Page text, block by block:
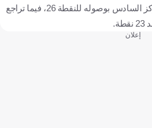
بهذا الانتصار، ارتقى ليفربول للمركز السادس بوصوله للنقطة 26، فيما تراجع
إعلان